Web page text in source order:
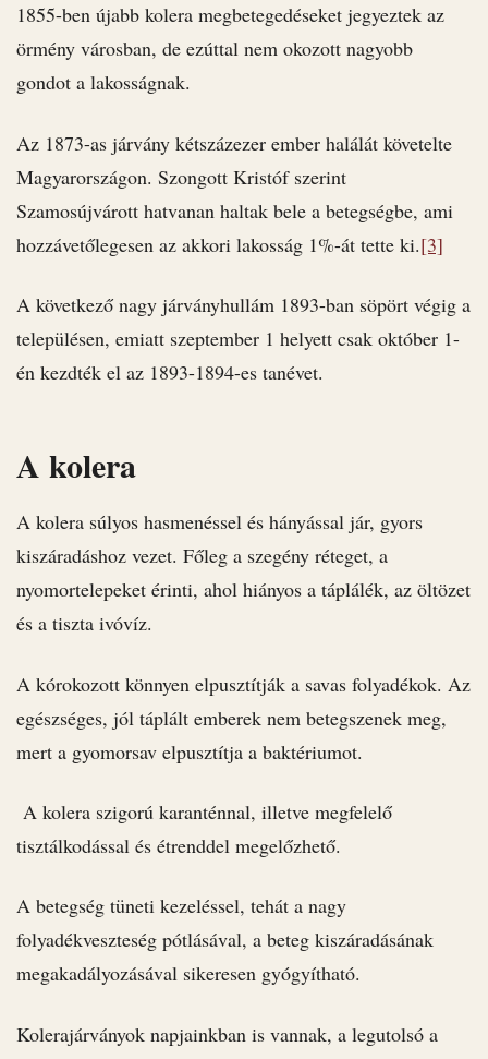
1855-ben újabb kolera megbetegedéseket jegyeztek az
örmény városban, de ezúttal nem okozott nagyobb
gondot a lakosságnak.
Az 1873-as járvány kétszázezer ember halálát követelte
Magyarországon. Szongott Kristóf szerint
Szamosújvárott hatvanan haltak bele a betegségbe, ami
hozzávetőlegesen az akkori lakosság 1%-át tette ki.[3]
A következő nagy járványhullám 1893-ban söpört végig a
településen, emiatt szeptember 1 helyett csak október 1-
én kezdték el az 1893-1894-es tanévet.
A kolera
A kolera súlyos hasmenéssel és hányással jár, gyors
kiszáradáshoz vezet. Főleg a szegény réteget, a
nyomortelepeket érinti, ahol hiányos a táplálék, az öltözet
és a tiszta ivóvíz.
A kórokozott könnyen elpusztítják a savas folyadékok. Az
egészséges, jól táplált emberek nem betegszenek meg,
mert a gyomorsav elpusztítja a baktériumot.
A kolera szigorú karanténnal, illetve megfelelő
tisztálkodással és étrenddel megelőzhető.
A betegség tüneti kezeléssel, tehát a nagy
folyadékveszteség pótlásával, a beteg kiszáradásának
megakadályozásával sikeresen gyógyítható.
Kolerajárványok napjainkban is vannak, a legutolsó a